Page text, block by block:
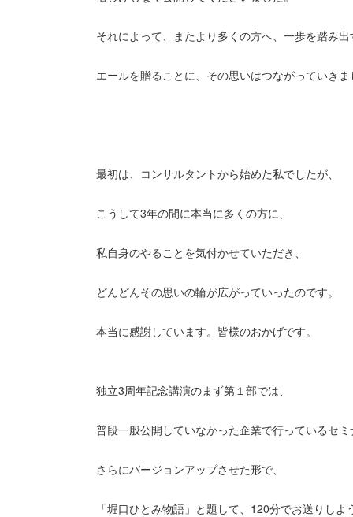
それによって、またより多くの方へ、一歩を踏み出
エールを贈ることに、その思いはつながっていきま
最初は、コンサルタントから始めた私でしたが、
こうして3年の間に本当に多くの方に、
私自身のやることを気付かせていただき、
どんどんその思いの輪が広がっていったのです。
本当に感謝しています。皆様のおかげです。
独立3周年記念講演のまず第１部では、
普段一般公開していなかった企業で行っているセミ
さらにバージョンアップさせた形で、
「堀口ひとみ物語」と題して、120分でお送りしよ